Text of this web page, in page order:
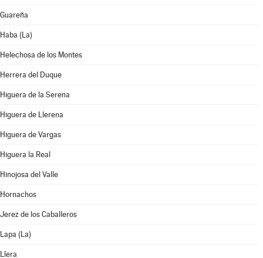
Guareña
Haba (La)
Helechosa de los Montes
Herrera del Duque
Higuera de la Serena
Higuera de Llerena
Higuera de Vargas
Higuera la Real
Hinojosa del Valle
Hornachos
Jerez de los Caballeros
Lapa (La)
Llera